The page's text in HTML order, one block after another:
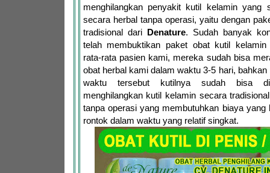
menghilangkan penyakit kutil kelamin yang
secara herbal tanpa operasi, yaitu dengan
tradisional dari Denature. Sudah banyak
telah membuktikan paket obat kutil kelamin
rata-rata pasien kami, mereka sudah bisa
obat herbal kami dalam waktu 3-5 hari,
waktu tersebut kutilnya sudah bisa
menghilangkan kutil kelamin secara
tanpa operasi yang membutuhkan biaya yang
rontok dalam waktu yang relatif singkat.